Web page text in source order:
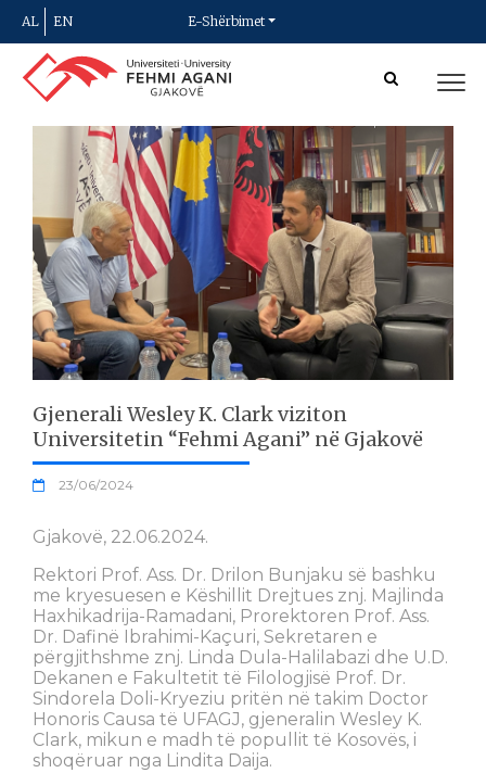
AL EN E-Shërbimet
Gjenerali Wesley K. Clark viziton
Universitetin “Fehmi Agani” në Gjakovë
23/06/2024
Gjakovë, 22.06.2024.
Rektori Prof. Ass. Dr. Drilon Bunjaku së bashku
me kryesuesen e Këshillit Drejtues znj. Majlinda
Haxhikadrija-Ramadani, Prorektoren Prof. Ass.
Dr. Dafinë Ibrahimi-Kaçuri, Sekretaren e
përgjithshme znj. Linda Dula-Halilabazi dhe U.D.
Dekanen e Fakultetit të Filologjisë Prof. Dr.
Sindorela Doli-Kryeziu pritën në takim Doctor
Honoris Causa të UFAGJ, gjeneralin Wesley K.
Clark, mikun e madh të popullit të Kosovës, i
shoqëruar nga Lindita Daija.